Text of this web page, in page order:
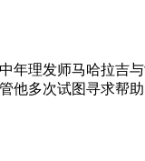
理发师马哈拉吉与
他多次试图寻求帮